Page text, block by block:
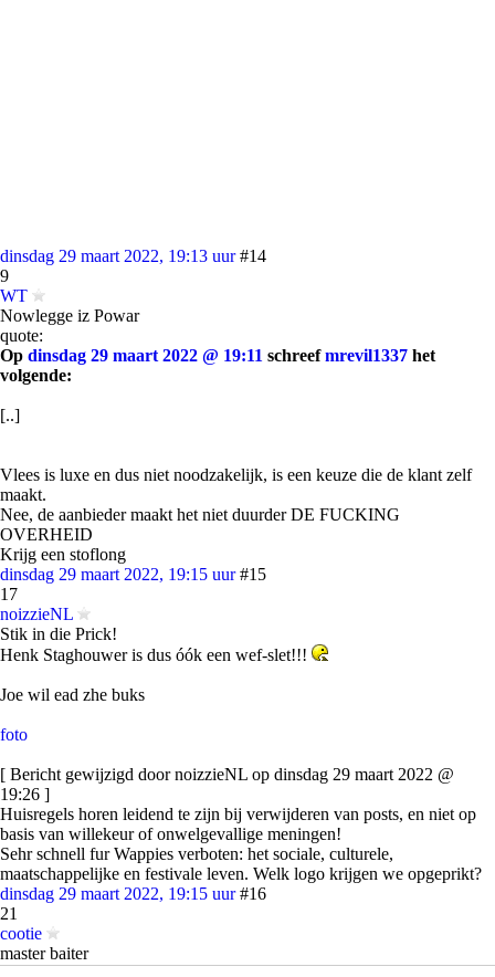
dinsdag 29 maart 2022, 19:13 uur #14
9
WT
Nowlegge iz Powar
quote:
Op dinsdag 29 maart 2022 @ 19:11 schreefmrevil1337 het
volgende:
[..]
Vlees is luxe en dus niet noodzakelijk, is een keuze die de klant zelf
maakt.
Nee, de aanbieder maakt het niet duurder DE FUCKING
OVERHEID
Krijg een stoflong
dinsdag 29 maart 2022, 19:15 uur #15
17
noizzieNL
Stik in die Prick!
Henk Staghouwer is dus óók een wef-slet!!!
Joe wil ead zhe buks
foto
[ Bericht gewijzigd door noizzieNL op dinsdag 29 maart 2022 @
19:26 ]
Huisregels horen leidend te zijn bij verwijderen van posts, en niet op
basis van willekeur of onwelgevallige meningen!
Sehr schnell fur Wappies verboten: het sociale, culturele,
maatschappelijke en festivale leven. Welk logo krijgen we opgeprikt?
dinsdag 29 maart 2022, 19:15 uur #16
21
cootie
master baiter